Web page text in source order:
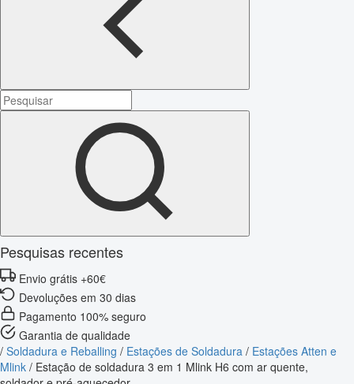
Pesquisas recentes
Envio grátis +60€
Devoluções em 30 dias
Pagamento 100% seguro
Garantia de qualidade
/ Soldadura e Reballing / Estações de Soldadura / Estações Atten e
Mlink / Estação de soldadura 3 em 1 Mlink H6 com ar quente,